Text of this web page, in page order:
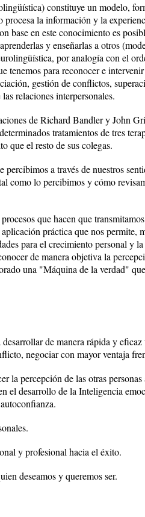
constituye un modelo,
la información y la
base en este conocimiento es
y enseñarlas a otros
por analogía con el
tenemos para reconocer e
gestión de conflictos,
relaciones interpersonales.
de Richard Bandler y John
tratamientos de tres
que el resto de sus colegas.
percibimos a través de nuestros
como lo percibimos y cómo
que hacen que
práctica que nos permite,
para el crecimiento personal y
de manera objetiva la
una "Máquina de la verdad"
de manera rápida y
negociar con mayor ventaja
la percepción de las otras
el desarrollo de la Inteligencia
y profesional hacia el éxito.
deseamos y queremos ser.